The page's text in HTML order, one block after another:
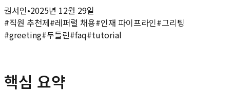
권서인•2025년 12월 29일
#직원 추천제#레퍼럴 채용#인재 파이프라인#그리팅
#greeting#두들린#faq#tutorial
핵심 요약